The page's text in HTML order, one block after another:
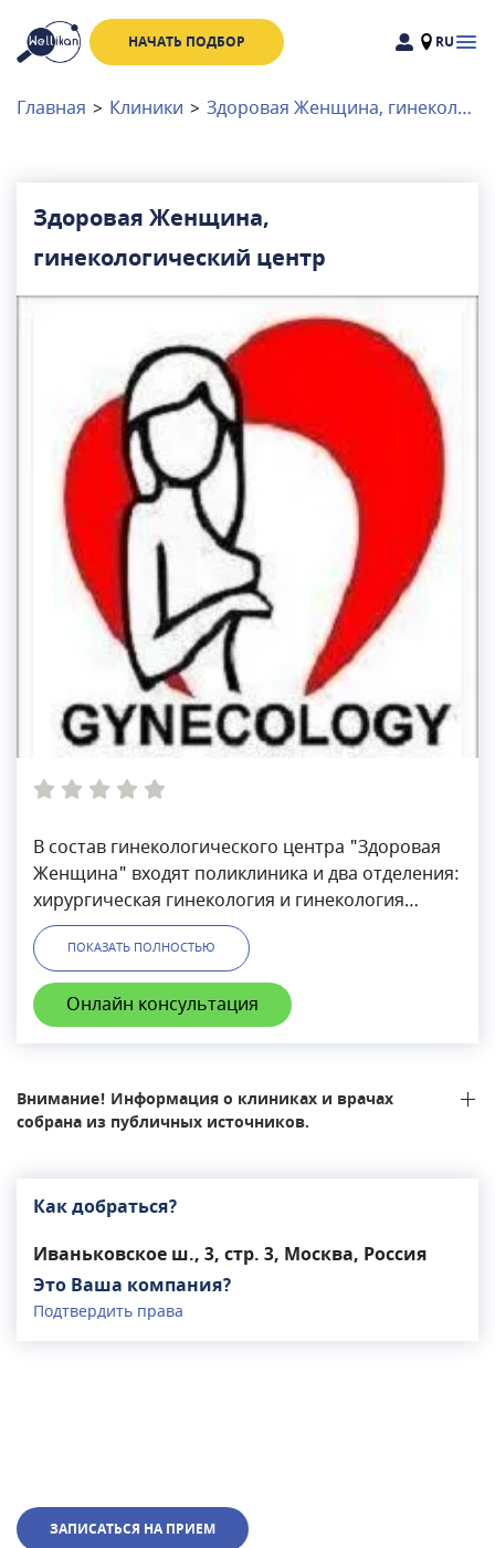
НАЧАТЬ ПОДБОР RU
Доктора
Клиники
Главная > Клиники > Здоровая Женщина, гинекологический центр
Здоровая Женщина,
гинекологический центр
В состав гинекологического центра "Здоровая
Женщина" входят поликлиника и два отделения:
хирургическая гинекология и гинекология
репродуктивно- лазерных технологий.
Специалисты клиники проводят высокоточную,
достоверную диагностику: УЗИ экспертного
класса, лабораторные исследования, скрининг;
выполняют операции любой сложности,
патологий. Сотрудники обладают глубокими
знаниями и многолетним практическим
опытом, постоянно совершенствуются,
научную работу.
ПОКАЗАТЬ ПОЛНОСТЬЮ
Онлайн консультация
Внимание! Информация о клиниках и врачах
собрана из публичных источников.
Как добраться?
Иваньковское ш., 3, стр. 3, Москва, Россия
Это Ваша компания?
Подтвердить права
ЗАПИСАТЬСЯ НА ПРИЕМ